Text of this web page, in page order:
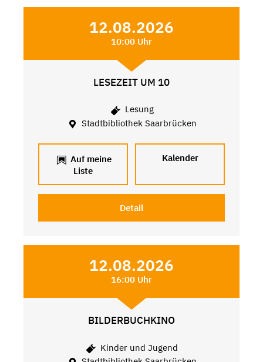
12.08.2026
10:00 Uhr
LESEZEIT UM 10
Lesung
Stadtbibliothek Saarbrücken
Auf meine
Liste
Kalender
Detail
12.08.2026
16:00 Uhr
BILDERBUCHKINO
Kinder und Jugend